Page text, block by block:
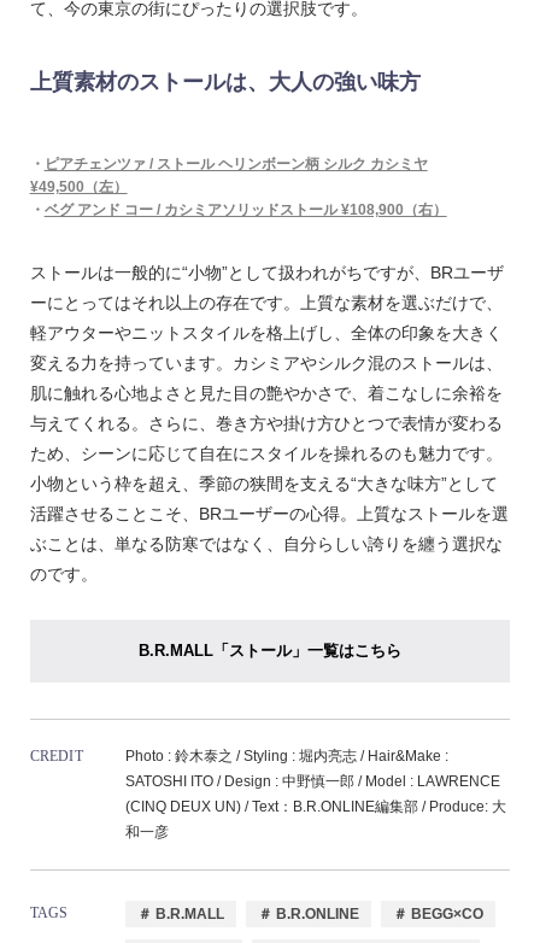
て、今の東京の街にぴったりの選択肢です。
上質素材のストールは、大人の強い味方
・ ピアチェンツァ / ストール ヘリンボーン柄 シルク カシミヤ
¥49,500（左）
・ ベグ アンド コー / カシミアソリッドストール ¥108,900（右）
ストールは一般的に“小物”として扱われがちですが、BRユーザ
ーにとってはそれ以上の存在です。上質な素材を選ぶだけで、
軽アウターやニットスタイルを格上げし、全体の印象を大きく
変える力を持っています。カシミアやシルク混のストールは、
肌に触れる心地よさと見た目の艶やかさで、着こなしに余裕を
与えてくれる。さらに、巻き方や掛け方ひとつで表情が変わる
ため、シーンに応じて自在にスタイルを操れるのも魅力です。
小物という枠を超え、季節の狭間を支える“大きな味方”として
活躍させることこそ、BRユーザーの心得。上質なストールを選
ぶことは、単なる防寒ではなく、自分らしい誇りを纏う選択な
のです。
B.R.MALL「ストール」一覧はこちら
CREDIT
Photo : 鈴木泰之 / Styling : 堀内亮志 / Hair&Make :
SATOSHI ITO / Design : 中野慎一郎 / Model : LAWRENCE
(CINQ DEUX UN) / Text：B.R.ONLINE編集部 / Produce: 大
和一彦
TAGS ＃ B.R.MALL ＃ B.R.ONLINE ＃ BEGG×CO